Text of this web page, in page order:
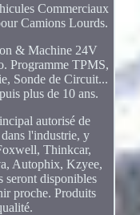
Commerciaux
Camions Lourds.
& Machine 24V
Programme TPMS,
Sonde de Circuit...
plus de 10 ans.
autorisé de
dans l'industrie, y
Thinkcar,
Autophix, Kzyee,
seront disponibles
proche. Produits